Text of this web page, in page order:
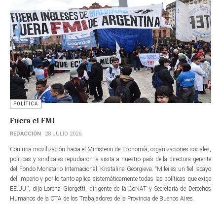
POLÍTICA
Fuera el FMI
REDACCIÓN 28 JULIO 2026
Con una movilización hacia el Ministerio de Economía, organizaciones sociales,
políticas y sindicales repudiaron la visita a nuestro país de la directora gerente​
del Fondo Monetario Internacional, Kristalina Georgieva. “Milei es un fiel lacayo
del Imperio y por lo tanto aplica sistemáticamente todas las políticas que exige
EE.UU.”, dijo Lorena Giorgetti, dirigente de la CoNAT y Secretaria de Derechos
Humanos de la CTA de los Trabajadores de la Provincia de Buenos Aires.